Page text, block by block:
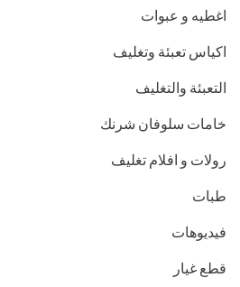
اغطيه و عبوات
اكياس تعبئة وتغليف
التعبئة والتغليف
خامات سلوفان شرنك
رولات و افلام تغليف
طبات
فيديوهات
قطع غيار